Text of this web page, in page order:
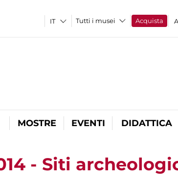
Tutti i musei Acquista
MOSTRE EVENTI DIDATTICA
- Siti